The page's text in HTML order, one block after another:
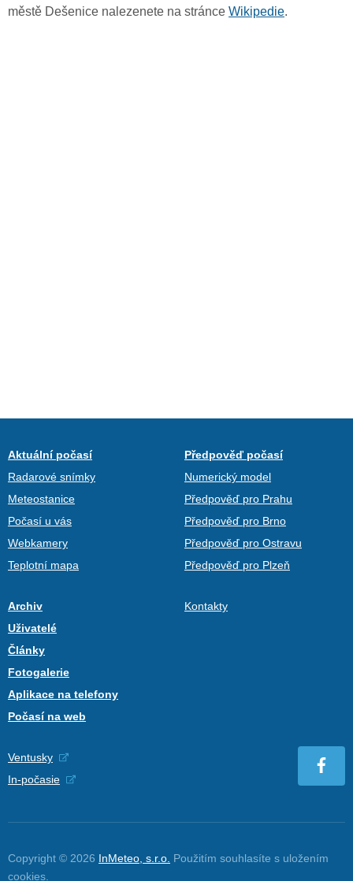
městě Dešenice nalezenete na stránce Wikipedie.
Aktuální počasí
Radarové snímky
Meteostanice
Počasí u vás
Webkamery
Teplotní mapa
Předpověď počasí
Numerický model
Předpověď pro Prahu
Předpověď pro Brno
Předpověď pro Ostravu
Předpověď pro Plzeň
Archiv
Uživatelé
Články
Fotogalerie
Aplikace na telefony
Počasí na web
Kontakty
Ventusky
In-počasie
Copyright © 2026 InMeteo, s.r.o. Použitím souhlasíte s uložením
cookies